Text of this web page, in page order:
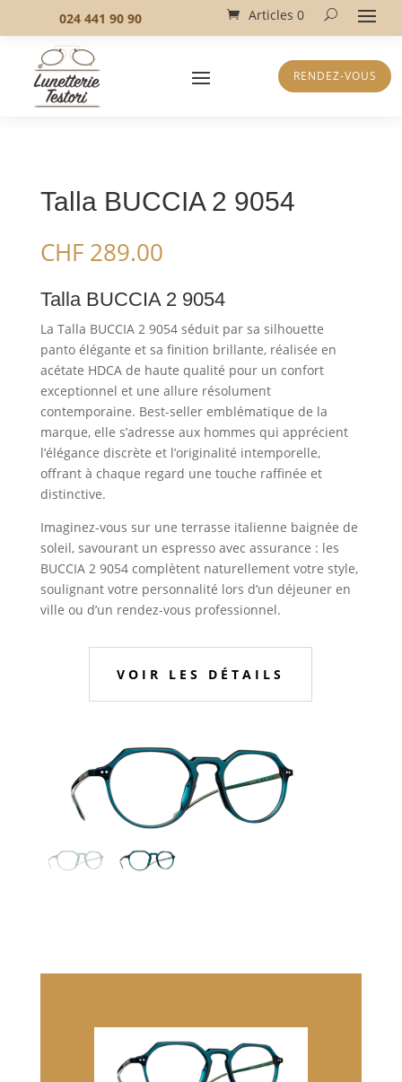
024 441 90 90 Articles 0
RENDEZ-VOUS
Talla BUCCIA 2 9054
CHF289.00
Talla BUCCIA 2 9054
La Talla BUCCIA 2 9054 séduit par sa silhouette
panto élégante et sa finition brillante, réalisée en
acétate HDCA de haute qualité pour un confort
exceptionnel et une allure résolument
contemporaine. Best-seller emblématique de la
marque, elle s’adresse aux hommes qui apprécient
l’élégance discrète et l’originalité intemporelle,
offrant à chaque regard une touche raffinée et
distinctive.
Imaginez-vous sur une terrasse italienne baignée de
soleil, savourant un espresso avec assurance : les
BUCCIA 2 9054 complètent naturellement votre style,
soulignant votre personnalité lors d’un déjeuner en
ville ou d’un rendez-vous professionnel.
VOIR LES DÉTAILS